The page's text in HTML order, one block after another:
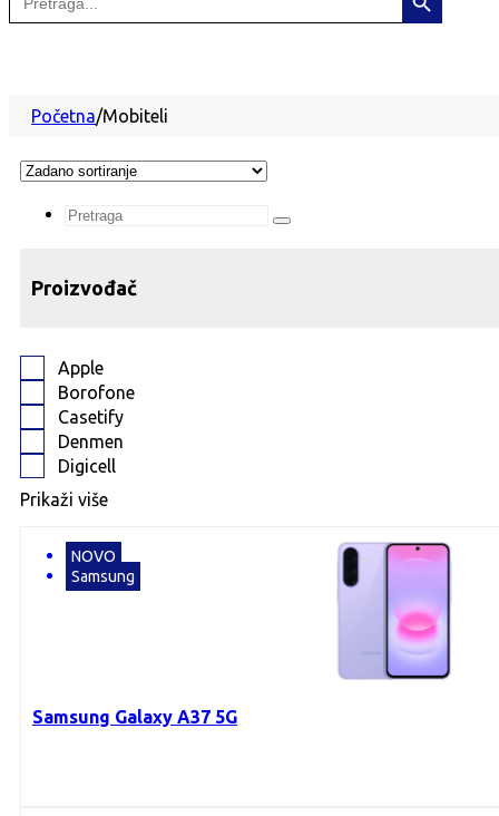
for:
Početna/Mobiteli
Search
Proizvođač
Apple
Borofone
Casetify
Denmen
Digicell
Prikaži više
Samsung Galaxy A37 5G
NOVO
Samsung